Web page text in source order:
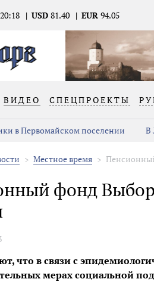
USD 81.40 EUR 94.05
ВИДЕО СПЕЦПРОЕКТЫ
в Первомайском поселении В
Местное время
фонд
что в связи с
мерах социальной